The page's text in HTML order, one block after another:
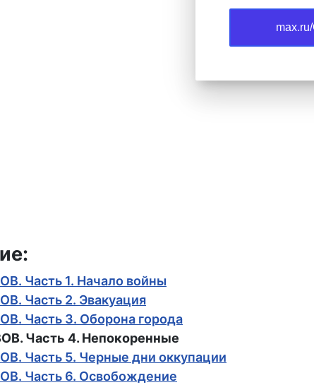
Часть 1. Начало войны
Часть 2. Эвакуация
Часть 3. Оборона города
Часть 4. Непокоренные
Часть 5. Черные дни оккупации
Часть 6. Освобождение